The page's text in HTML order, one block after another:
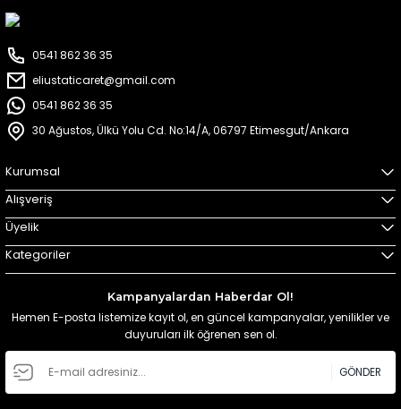
0541 862 36 35
eliustaticaret@gmail.com
0541 862 36 35
30 Ağustos, Ülkü Yolu Cd. No:14/A, 06797 Etimesgut/Ankara
Kurumsal
Alışveriş
Üyelik
Kategoriler
Kampanyalardan Haberdar Ol!
Hemen E-posta listemize kayıt ol, en güncel kampanyalar, yenilikler ve
duyuruları ilk öğrenen sen ol.
GÖNDER